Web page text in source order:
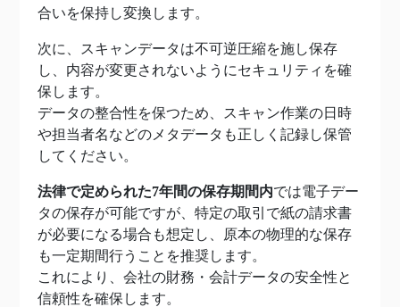
合いを保持し変換します。
次に、スキャンデータは不可逆圧縮を施し保存
し、内容が変更されないようにセキュリティを確
保します。
データの整合性を保つため、スキャン作業の日時
や担当者名などのメタデータも正しく記録し保管
してください。
法律で定められた7年間の保存期間内では電子デー
タの保存が可能ですが、特定の取引で紙の請求書
が必要になる場合も想定し、原本の物理的な保存
も一定期間行うことを推奨します。
これにより、会社の財務・会計データの安全性と
信頼性を確保します。